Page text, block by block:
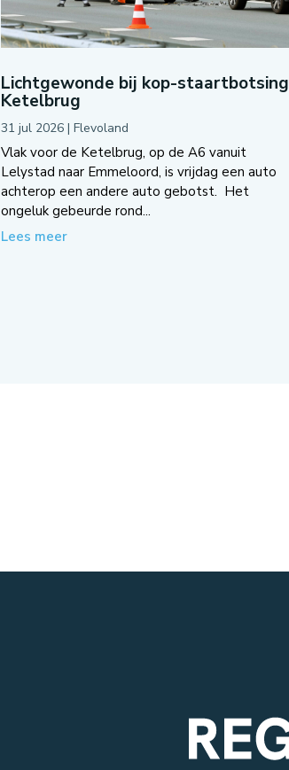
Lichtgewonde bij kop-staartbotsing
Ketelbrug
31 jul 2026| Flevoland
Vlak voor de Ketelbrug, op de A6 vanuit
Lelystad naar Emmeloord, is vrijdag een auto
achterop een andere auto gebotst. Het
ongeluk gebeurde rond...
Lees meer